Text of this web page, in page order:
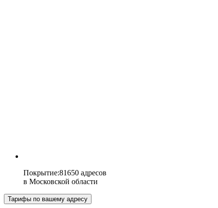
Покрытие:81650 адресов
в Московской области
Тарифы по вашему адресу